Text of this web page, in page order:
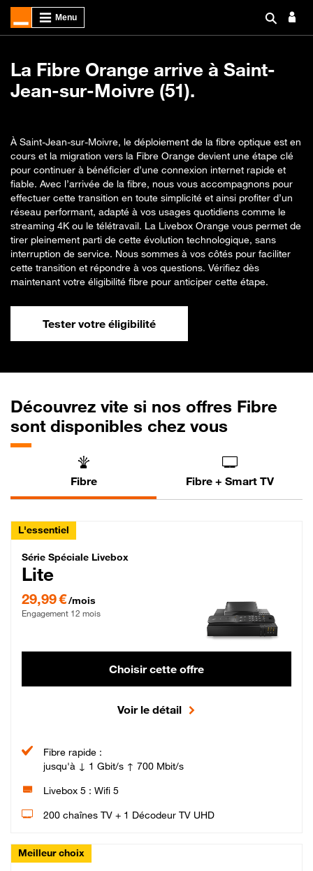
La Fibre Orange arrive à Saint-
Jean-sur-Moivre (51).
À Saint-Jean-sur-Moivre, le déploiement de la fibre optique est en
cours et la migration vers la Fibre Orange devient une étape clé
pour continuer à bénéficier d’une connexion internet rapide et
fiable. Avec l’arrivée de la fibre, nous vous accompagnons pour
effectuer cette transition en toute simplicité et ainsi profiter d’un
réseau performant, adapté à vos usages quotidiens comme le
streaming 4K ou le télétravail. La Livebox Orange vous permet de
tirer pleinement parti de cette évolution technologique, sans
interruption de service. Nous sommes à vos côtés pour faciliter
cette transition et répondre à vos questions. Vérifiez dès
maintenant votre éligibilité fibre pour anticiper cette étape.
Tester votre éligibilité
Découvrez vite si nos offres Fibre
sont disponibles chez vous
Fibre Fibre + Smart TV
L'essentiel
Série Spéciale Livebox Lite Fibre
Série Spéciale Livebox
Lite
29,99 €/mois
Engagement 12 mois
Choisir cette offre
Voir le détail
Fibre rapide :
jusqu'à ↓ 1 Gbit/s ↑ 700 Mbit/s
Livebox 5 : Wifi 5
200 chaînes TV + 1 Décodeur TV UHD
Meilleur choix